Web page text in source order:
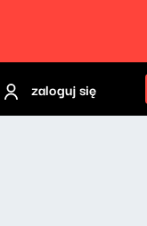
zaloguj się